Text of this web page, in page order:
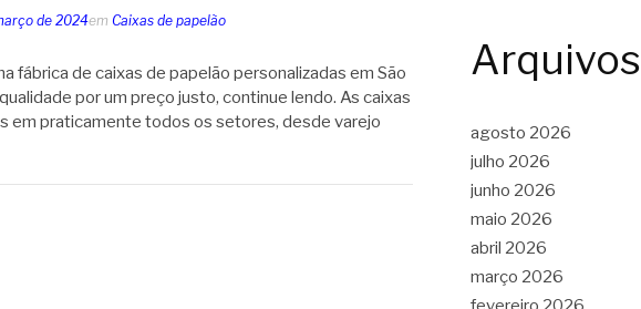
de 2024em Caixas de papelão
fábrica de caixas de papelão personalizadas em São
por um preço justo, continue lendo. As caixas
em praticamente todos os setores, desde varejo
Arquivos
agosto 2026
julho 2026
junho 2026
maio 2026
abril 2026
março 2026